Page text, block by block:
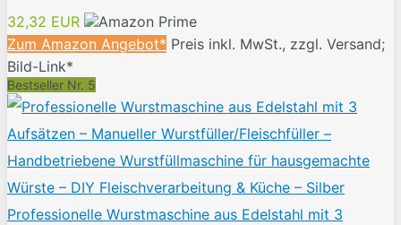
32,32 EUR
Zum Amazon Angebot* Preis inkl. MwSt., zzgl. Versand;
Bild-Link*
Bestseller Nr. 5
Professionelle Wurstmaschine aus Edelstahl mit 3